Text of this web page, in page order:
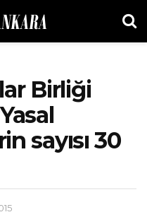
Birliği
sayısı 30